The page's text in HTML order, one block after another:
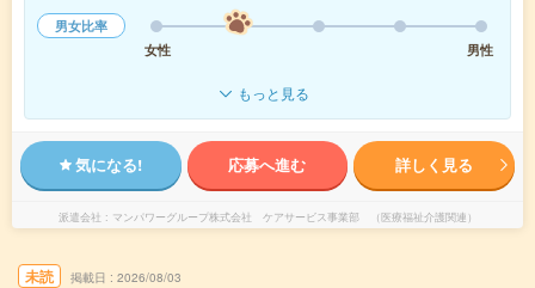
男女比率
女性
男性
もっと見る
気になる! 応募へ進む 詳しく見る
派遣会社 マンパワーグループ株式会社 ケアサービス事業部 （医療福祉介護関連）
未読 掲載日 2026/08/03